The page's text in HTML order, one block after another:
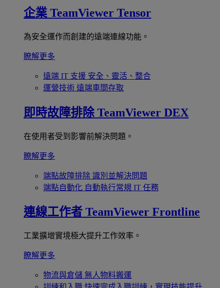
企業 TeamViewer Tensor
為安全運作而創建的遠端連線功能。
瞭解更多
遠端 IT 支援 安全、靈活、整合
運營技術 遠端車間存取
即時故障排除 TeamViewer DEX
在使用者受到影響前解決問題。
瞭解更多
端點故障排除 識別並解決問題
端點自動化 自動執行常規 IT 任務
連線工作者 TeamViewer Frontline
工業擴增實境極大提升工作效率。
瞭解更多
物流與倉儲 無人物料搬運